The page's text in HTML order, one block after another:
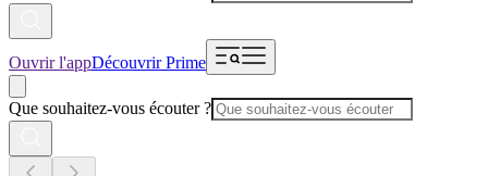
Ouvrir l'appDécouvrir Prime
Que souhaitez-vous écouter ?